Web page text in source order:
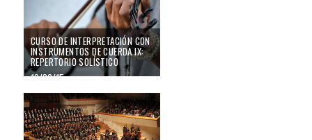
CURSO DE INTERPRETACIÓN CON
INSTRUMENTOS DE CUERDA IX:
REPERTORIO SOLÍSTICO
10/02/15